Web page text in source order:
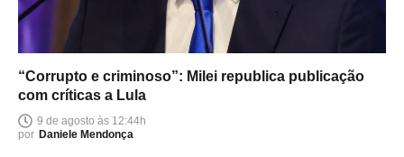
“Corrupto e criminoso”: Milei republica publicação
com críticas a Lula
9 de agosto às 12:44h
por Daniele Mendonça